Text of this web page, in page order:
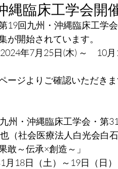
縄臨床工学会開
19回九州・沖縄臨床工学会
が開始されています。
年7月25日(木) ～　10
ージよりご確認いただきま
州・沖縄臨床工学会・第
（社会医療法人白光会白石
敢～伝承×創造～」
月18日（土）～19日（日）